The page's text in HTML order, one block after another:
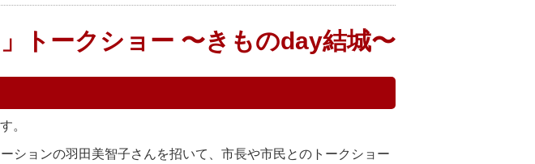
トークショー 〜きものday結城〜
。
ションの羽田美智子さんを招いて、市長や市民とのトークショー